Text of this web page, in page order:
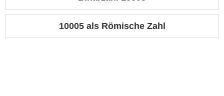
10005 als Römische Zahl